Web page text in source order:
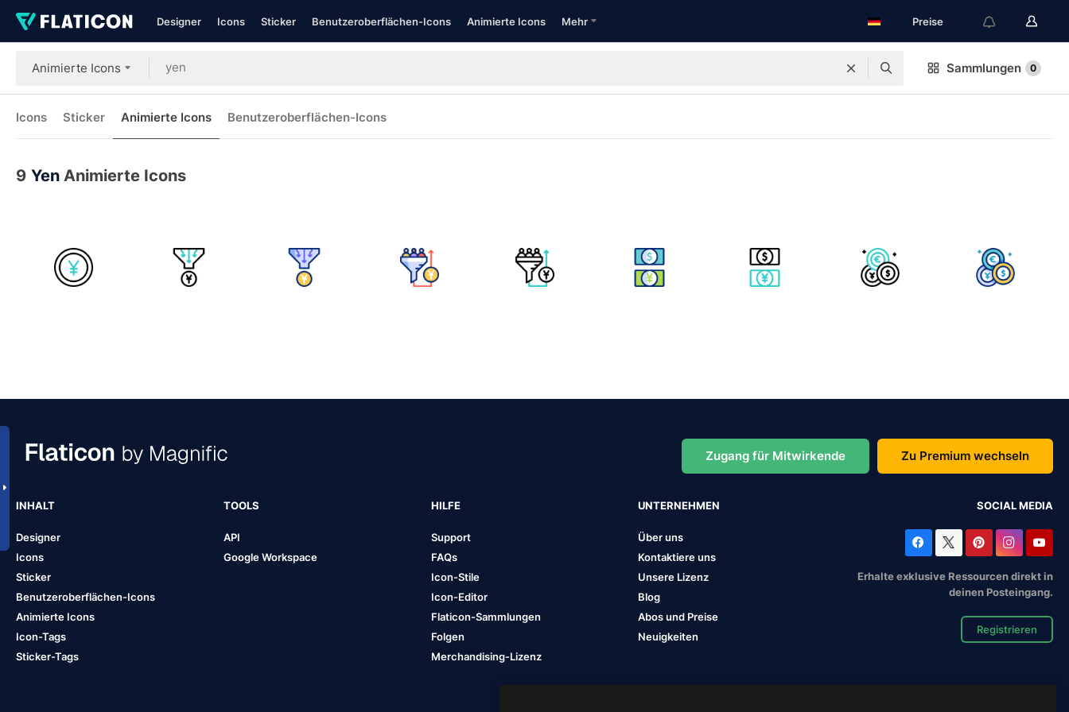
Designer Icons Sticker Benutzeroberflächen-Icons Animierte Icons Mehr Preise
Animierte Icons Sammlungen 0
Icons Sticker Animierte Icons Benutzeroberflächen-Icons
9 Yen Animierte Icons
Zugang für Mitwirkende Zu Premium wechseln
INHALT
Designer
Icons
Sticker
Benutzeroberflächen-Icons
Animierte Icons
Icon-Tags
Sticker-Tags
TOOLS
API
Google Workspace
HILFE
Support
FAQs
Icon-Stile
Icon-Editor
Flaticon-Sammlungen
Folgen
Merchandising-Lizenz
UNTERNEHMEN
Über uns
Kontaktiere uns
Unsere Lizenz
Blog
Abos und Preise
Neuigkeiten
SOCIAL MEDIA
Erhalte exklusive Ressourcen direkt in
deinen Posteingang.
Registrieren